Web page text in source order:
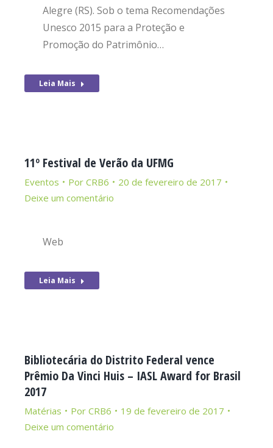
Alegre (RS). Sob o tema Recomendações
Unesco 2015 para a Proteção e
Promoção do Patrimônio…
Leia Mais
11º Festival de Verão da UFMG
Eventos Por CRB6
20 de fevereiro de 2017
Deixe um comentário
Web
Leia Mais
Bibliotecária do Distrito Federal vence
Prêmio Da Vinci Huis – IASL Award for Brasil
2017
Matérias Por CRB6
19 de fevereiro de 2017
Deixe um comentário